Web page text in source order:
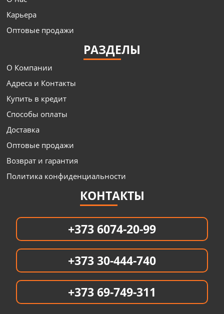
Карьера
Оптовые продажи
РАЗДЕЛЫ
О Компании
Адреса и Контакты
Купить в кредит
Способы оплаты
Доставка
Оптовые продажи
Возврат и гарантия
Политика конфиденциальности
КОНТАКТЫ
+373 6074-20-99
+373 30-444-740
+373 69-749-311